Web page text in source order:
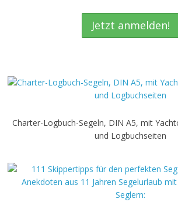
Charter-Logbuch-Segeln, DIN A5, mit
und Logbuchseiten